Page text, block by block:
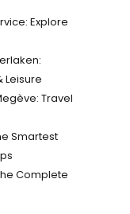
Explore
Leisure
Travel
Smartest
Complete